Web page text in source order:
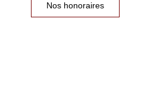
Nos honoraires